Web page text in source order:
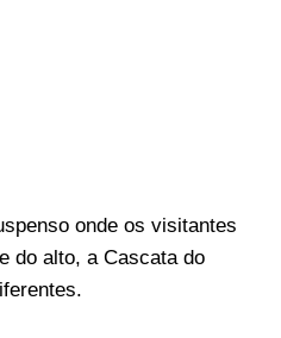
onde os visitantes
do alto, a Cascata do